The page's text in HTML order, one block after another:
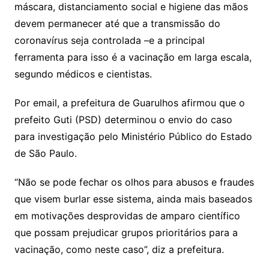
máscara, distanciamento social e higiene das mãos
devem permanecer até que a transmissão do
coronavírus seja controlada –e a principal
ferramenta para isso é a vacinação em larga escala,
segundo médicos e cientistas.
Por email, a prefeitura de Guarulhos afirmou que o
prefeito Guti (PSD) determinou o envio do caso
para investigação pelo Ministério Público do Estado
de São Paulo.
“Não se pode fechar os olhos para abusos e fraudes
que visem burlar esse sistema, ainda mais baseados
em motivações desprovidas de amparo científico
que possam prejudicar grupos prioritários para a
vacinação, como neste caso”, diz a prefeitura.